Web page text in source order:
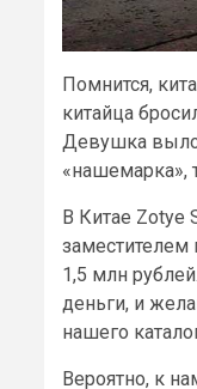
Помнится,
китайца
Девушка
«нашемарка»,
В Китае Zotye
заместителем
1,5 млн
деньги, и
нашего
Вероятно, к